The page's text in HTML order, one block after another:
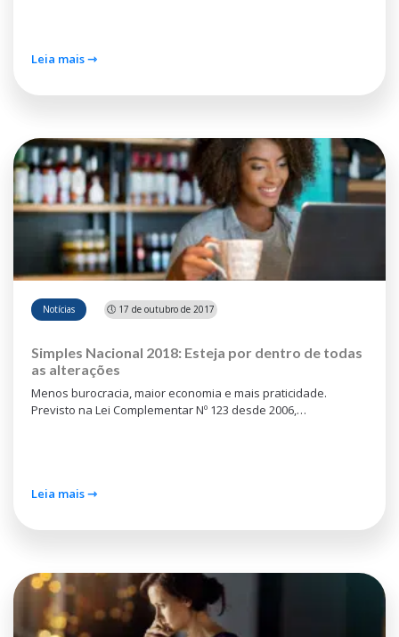
Leia mais ⇾
🕔 17 de outubro de 2017
Notícias
Simples Nacional 2018: Esteja por dentro de todas
as alterações
Menos burocracia, maior economia e mais praticidade.
Previsto na Lei Complementar Nº 123 desde 2006,…
Leia mais ⇾